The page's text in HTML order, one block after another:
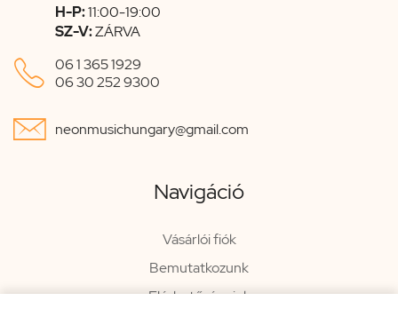
H-P:11:00-19:00
SZ-V:ZÁRVA
 06 1 365 1929
06 30 252 9300
 neonmusichungary@gmail.com
Navigáció
Vásárlói fiók
Bemutatkozunk
Elérhetőségeink